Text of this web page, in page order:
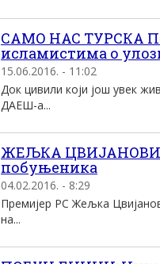
САМО НАС ТУРСКА
исламистима о
15.06.2016. - 11:02
Док цивили који још увек
ДАЕШ-а...
ЖЕЉКА
побуњеника
04.02.2016. - 8:29
Премијер РС Жељка
на...